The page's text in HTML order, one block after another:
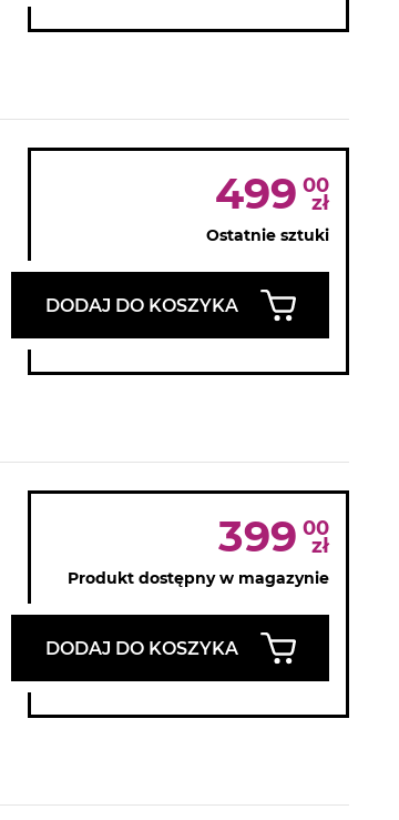
499 00
zł
Ostatnie sztuki
DODAJ DO KOSZYKA
399 00
zł
Produkt dostępny w magazynie
DODAJ DO KOSZYKA